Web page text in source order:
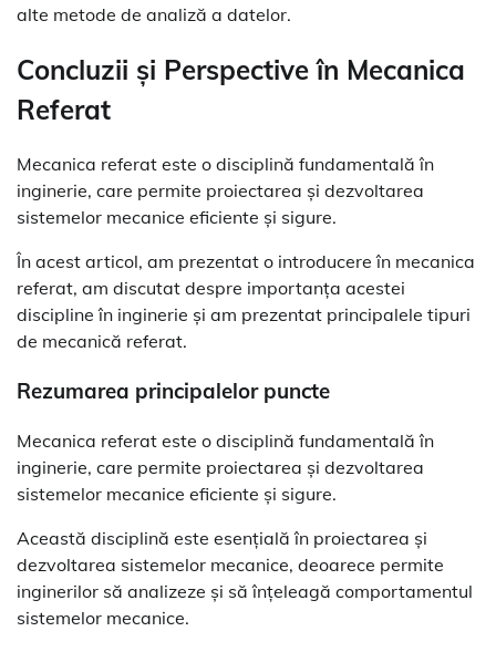
alte metode de analiză a datelor.
Concluzii și Perspective în Mecanica
Referat
Mecanica referat este o disciplină fundamentală în
inginerie, care permite proiectarea și dezvoltarea
sistemelor mecanice eficiente și sigure.
În acest articol, am prezentat o introducere în mecanica
referat, am discutat despre importanța acestei
discipline în inginerie și am prezentat principalele tipuri
de mecanică referat.
Rezumarea principalelor puncte
Mecanica referat este o disciplină fundamentală în
inginerie, care permite proiectarea și dezvoltarea
sistemelor mecanice eficiente și sigure.
Această disciplină este esențială în proiectarea și
dezvoltarea sistemelor mecanice, deoarece permite
inginerilor să analizeze și să înțeleagă comportamentul
sistemelor mecanice.